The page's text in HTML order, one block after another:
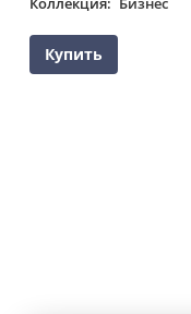
Купить